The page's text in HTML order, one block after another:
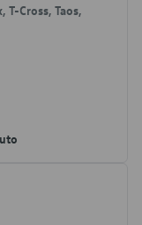
T-Cross, Taos,